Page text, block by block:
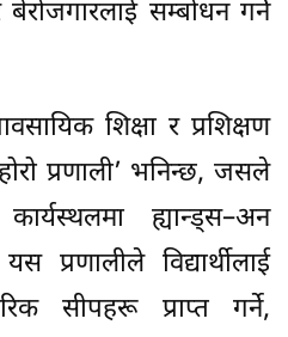
सम्बोधन गर्ने
शिक्षा र प्रशिक्षण
प्रणाली’ भनिन्छ, जसले
ह्यान्ड्स–अन
प्रणालीले विद्यार्थीलाई
सीपहरू प्राप्त गर्ने,